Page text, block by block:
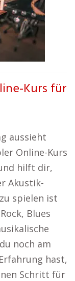
Kurs für
aussieht
Online-Kurs
hilft dir,
Akustik-
spielen ist
Blues
noch am
hast,
Schritt für